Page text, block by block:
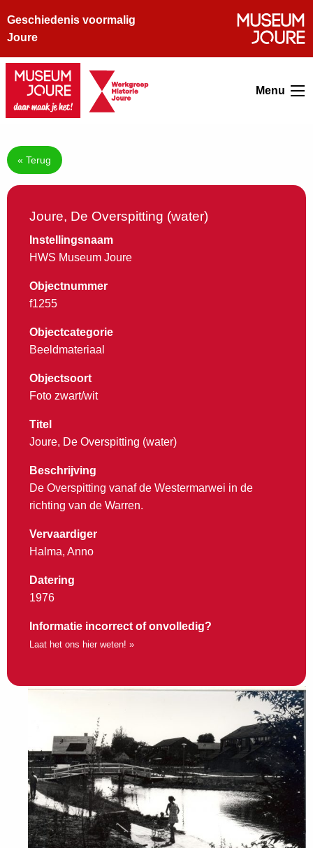
Geschiedenis voormalig
Joure
Menu
« Terug
Joure, De Overspitting (water)
Instellingsnaam
HWS Museum Joure
Objectnummer
f1255
Objectcategorie
Beeldmateriaal
Objectsoort
Foto zwart/wit
Titel
Joure, De Overspitting (water)
Beschrijving
De Overspitting vanaf de Westermarwei in de
richting van de Warren.
Vervaardiger
Halma, Anno
Datering
1976
Informatie incorrect of onvolledig?
Laat het ons hier weten! »